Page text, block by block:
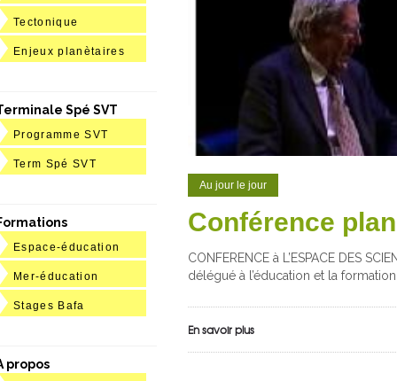
Au jour le jour
Conférence
CONFERENCE à L’ESPACE DES
délégué à l’éducation et la
En savoir plus
Tectonique
Enjeux planètaires
Spé SVT
Programme SVT
Term Spé SVT
Espace-éducation
Mer-éducation
Stages Bafa
propos